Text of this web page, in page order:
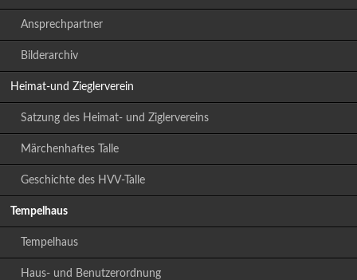
Ansprechpartner
Bilderarchiv
Heimat-und Zieglerverein
Satzung des Heimat- und Ziglervereins
Märchenhaftes Talle
Geschichte des HVV-Talle
Tempelhaus
Tempelhaus
Haus- und Benutzerordnung